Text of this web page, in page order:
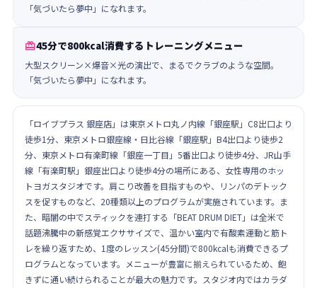
「気づいたら夢中」になれます。
45分で800kcal消費するトレーニングメニュー
大型スクリーン×爆音×光の演出で、まるでクラブのような空間。
「気づいたら夢中」になれます。
「ロイブプラス 銀座店」は東京メトロ丸ノ内線「銀座駅」C8出口より
徒歩1分、東京メトロ銀座線・日比谷線「銀座駅」B4出口より徒歩2
分、東京メトロ有楽町線「銀座一丁目」5番出口より徒歩4分、JR山手
線「有楽町駅」銀座出口より徒歩4分の場所にある、女性専用のホッ
トヨガスタジオです。肩こり改善を目指すものや、リンパのデトック
スを促すものなど、20種類以上のプログラムが実施されています。ま
た、暗闇の中でスティックを連打する「BEAT DRUM DIET」は全米で
話題沸騰中の新感覚エクササイズで、温かい室内で有酸素運動と筋ト
レを繰り返すため、1度のレッスン(45分間)で800kcalも消費できるプ
ログラムとなっています。メニューが豊富に揃えられているため、飽
きずに通い続けられることが最大の魅力です。スタジオ内ではカラダ